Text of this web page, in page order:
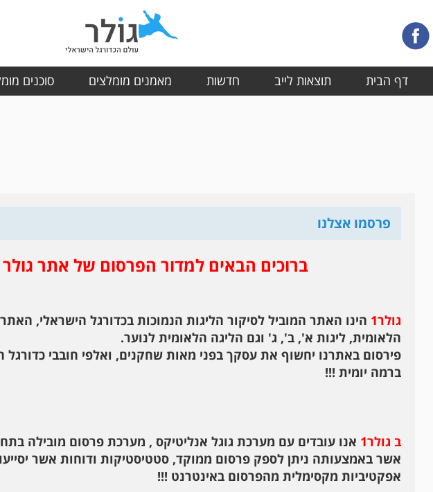
דף הבית תוצאות לייב חדשות מאמנים מומלצים סוכנים
פרסמו אצלנו
ברוכים הבאים למדור הפרסום של אתר גולר
גולר1
הינו האתר המוביל לסיקור הליגות הנמוכות בכדורגל הישראלי,
הלאומית, ליגות א', ב', ג' וגם הליגה הלאומית לנוער.
פירסום באתרנו יחשוף את עסקך בפני מאות שחקנים, ואלפי חובבי
ברמה יומית !!!
ב גולר1
אנו עובדים עם מערכת גוגל אנליטיקס , מערכת פרסום מובילה
אשר באמצעותה ניתן לספק פרסום ממוקד, סטטיסטיקות ודוחות אשר
אפקטיביות מקסימלית מהפרסום באינטרנט !!!